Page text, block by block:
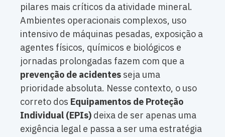
pilares mais críticos da atividade mineral.
Ambientes operacionais complexos, uso
intensivo de máquinas pesadas, exposição a
agentes físicos, químicos e biológicos e
jornadas prolongadas fazem com que a
prevenção de acidentes seja uma
prioridade absoluta. Nesse contexto, o uso
correto dos Equipamentos de Proteção
Individual (EPIs) deixa de ser apenas uma
exigência legal e passa a ser uma estratégia